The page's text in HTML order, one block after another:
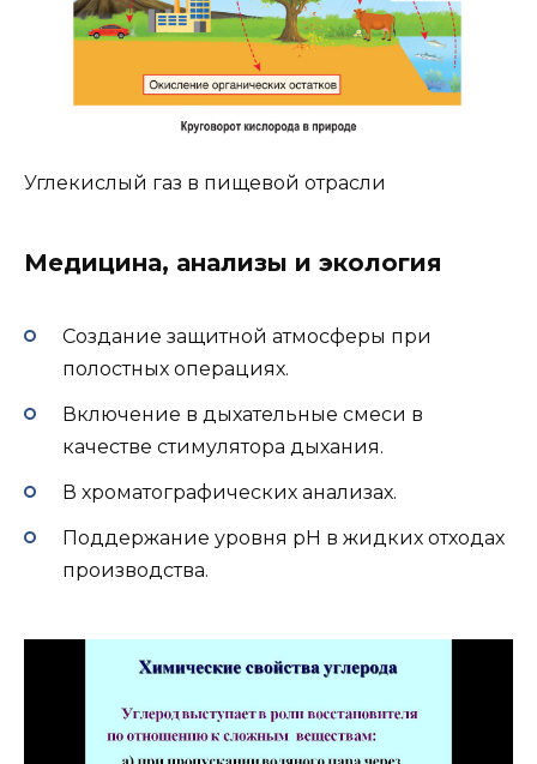
Углекислый газ в пищевой отрасли
Медицина, анализы и экология
Создание защитной атмосферы при
полостных операциях.
Включение в дыхательные смеси в
качестве стимулятора дыхания.
В хроматографических анализах.
Поддержание уровня pH в жидких отходах
производства.